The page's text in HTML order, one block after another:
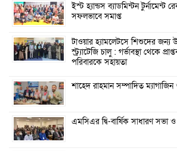
ইস্ট হ্যান্ডস ব্যাডমিন্টন টুর্নামেন্ট
সফলভাবে সমাপ্ত
টাওয়ার হ্যামলেটসে শিশুদের জন্য
স্ট্র্যাটেজি চালু : গর্ভাবস্থা থেকে
পরিবারকে সহায়তা
শাহেদ রাহমান সম্পাদিত
এমসিএর দ্বি-বার্ষিক সাধারণ সভা ও